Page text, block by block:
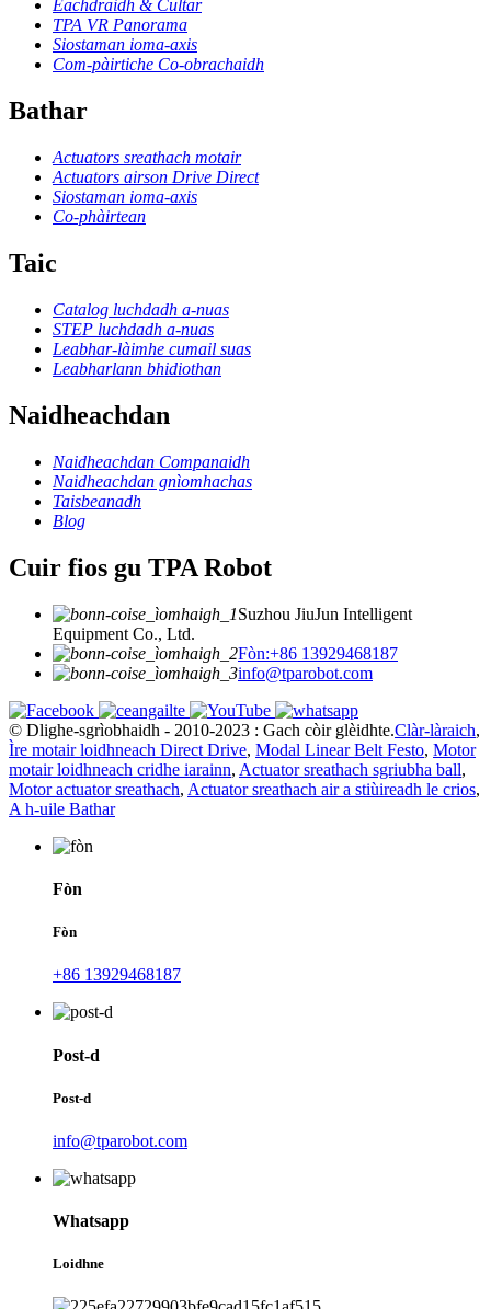
Eachdraidh & Cultar
TPA VR Panorama
Siostaman ioma-axis
Com-pàirtiche Co-obrachaidh
Bathar
Actuators sreathach motair
Actuators airson Drive Direct
Siostaman ioma-axis
Co-phàirtean
Taic
Catalog luchdadh a-nuas
STEP luchdadh a-nuas
Leabhar-làimhe cumail suas
Leabharlann bhidiothan
Naidheachdan
Naidheachdan Companaidh
Naidheachdan gnìomhachas
Taisbeanadh
Blog
Cuir fios gu TPA Robot
Suzhou JiuJun Intelligent
Equipment Co., Ltd.
Fòn:+86 13929468187
info@tparobot.com
© Dlighe-sgrìobhaidh - 2010-2023 : Gach còir glèidhte.Clàr-làraich,
Ìre motair loidhneach Direct Drive, Modal Linear Belt Festo, Motor
motair loidhneach cridhe iarainn, Actuator sreathach sgriubha ball,
Motor actuator sreathach, Actuator sreathach air a stiùireadh le crios,
A h-uile Bathar
Fòn
Fòn
+86 13929468187
Post-d
Post-d
info@tparobot.com
Whatsapp
Loidhne